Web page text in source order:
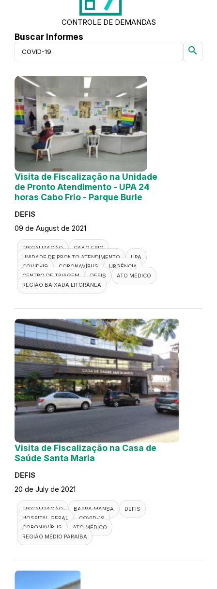
CONTROLE DE DEMANDAS
Buscar Informes
search
Visita de Fiscalização na Unidade
de Pronto Atendimento - UPA 24
horas Cabo Frio - Parque Burle
DEFIS
09 de August de 2021
FISCALIZAÇÃO
CABO FRIO
UNIDADE DE PRONTO ATENDIMENTO
UPA
COVID-19
CORONAVÍRUS
URGÊNCIA
CENTRO DE TRIAGEM
DEFIS
ATO MÉDICO
REGIÃO BAIXADA LITORÂNEA
Visita de Fiscalização na Casa de
Saúde Santa Maria
DEFIS
20 de July de 2021
FISCALIZAÇÃO BARRA MANSA
DEFIS
HOSPITAL GERAL
COVID-19
CORONAVÍRUS
ATO MÉDICO
REGIÃO MÉDIO PARAÍBA